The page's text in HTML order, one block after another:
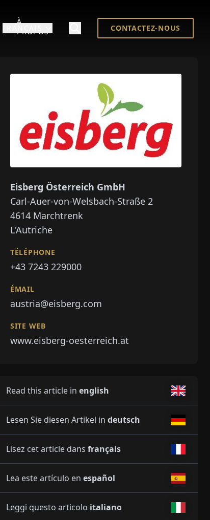
À
PROPOS
CONTACTEZ-NOUS
Eisberg Österreich GmbH
Carl-Auer-von-Welsbach-Straße 2
4614 Marchtrenk
L'Autriche
TÉLÉPHONE
+43 7243 229000
ÉMAIL
austria@eisberg.com
SITE WEB
www.eisberg-oesterreich.at
Read this article in english
Lesen Sie diesen Artikel in deutsch
Lisez cet article dans français
Lea este artículo en español
Leggi questo articolo italiano